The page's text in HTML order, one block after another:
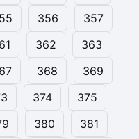
356
357
362
363
368
369
374
375
380 381